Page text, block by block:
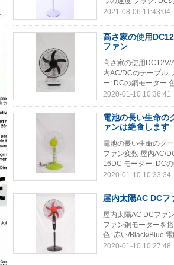
2021-08-06 11:43:04
高さ家の使用
ファン
高さ家の使用DC12V/
内AC/DCのテーブル
ー: DCの銅モーター
2020-01-10 10:36:41
電池の長い生命の
ァンは絶食します
電池の長い生命のク
ファン変数 屋内AC/
16DC モーター: DC
2020-01-10 10:33:34
屋内太陽AC DCフ
屋内太陽AC DCファ
ファン銅モーターを
色: 赤い/Black/Blue
2020-01-10 10:27:48